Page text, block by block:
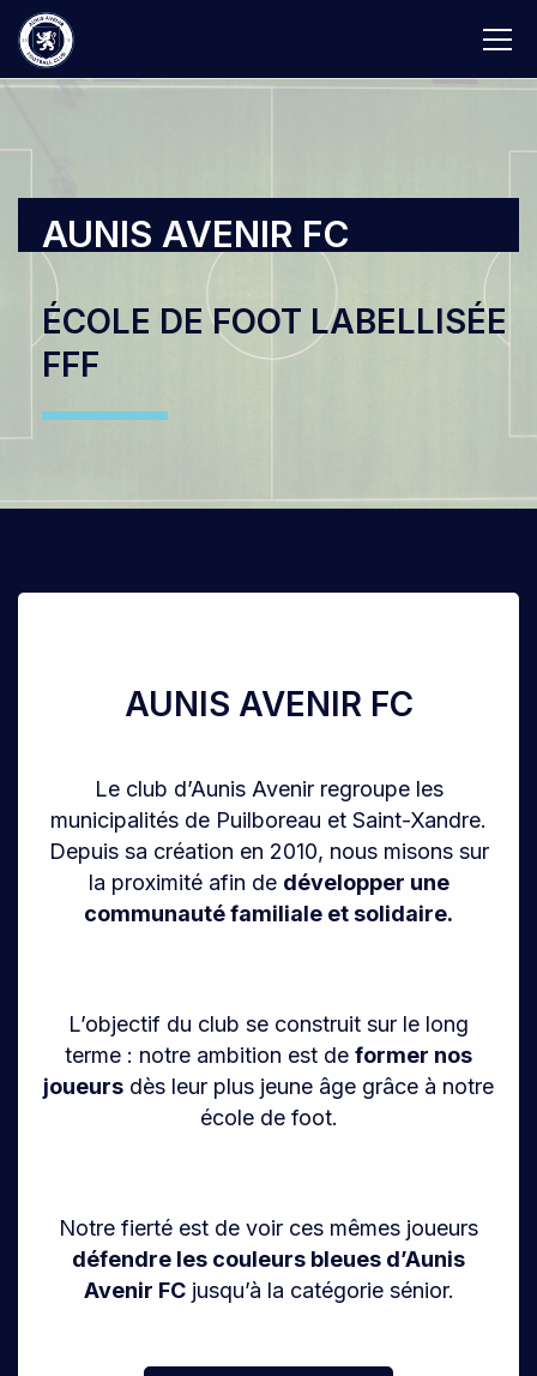
AUNIS AVENIR FC
ÉCOLE DE FOOT LABELLISÉE
FFF
AUNIS AVENIR FC
Le club d’Aunis Avenir regroupe les
municipalités de Puilboreau et Saint-Xandre.
Depuis sa création en 2010, nous misons sur
la proximité afin de développer une
communauté familiale et solidaire.
L’objectif du club se construit sur le long
terme : notre ambition est de former nos
joueurs dès leur plus jeune âge grâce à notre
école de foot.
Notre fierté est de voir ces mêmes joueurs
défendre les couleurs bleues d’Aunis
Avenir FCjusqu’à la catégorie sénior.